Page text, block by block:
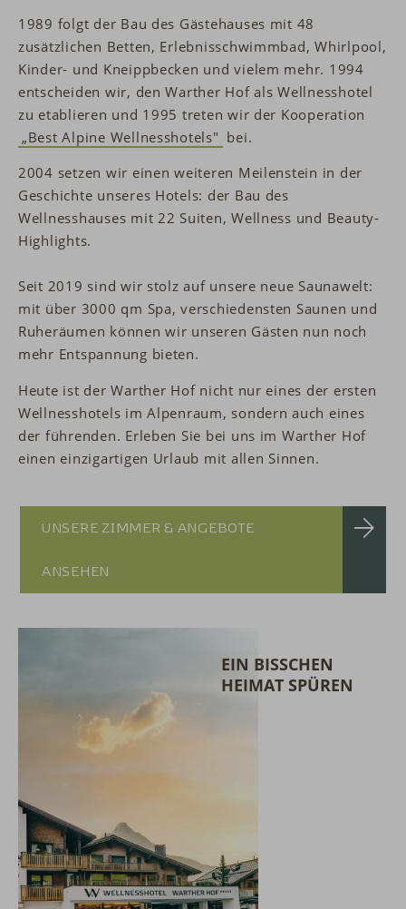
1989 folgt der Bau des Gästehauses mit 48
zusätzlichen Betten, Erlebnisschwimmbad, Whirlpool,
Kinder- und Kneippbecken und vielem mehr. 1994
entscheiden wir, den Warther Hof als Wellnesshotel
zu etablieren und 1995 treten wir der Kooperation
„Best Alpine Wellnesshotels" bei.
2004 setzen wir einen weiteren Meilenstein in der
Geschichte unseres Hotels: der Bau des
Wellnesshauses mit 22 Suiten, Wellness und Beauty-
Highlights.
Seit 2019 sind wir stolz auf unsere neue Saunawelt:
mit über 3000 qm Spa, verschiedensten Saunen und
Ruheräumen können wir unseren Gästen nun noch
mehr Entspannung bieten.
Heute ist der Warther Hof nicht nur eines der ersten
Wellnesshotels im Alpenraum, sondern auch eines
der führenden. Erleben Sie bei uns im Warther Hof
einen einzigartigen Urlaub mit allen Sinnen.
UNSERE ZIMMER & ANGEBOTE
ANSEHEN
EIN BISSCHEN
HEIMAT SPÜREN